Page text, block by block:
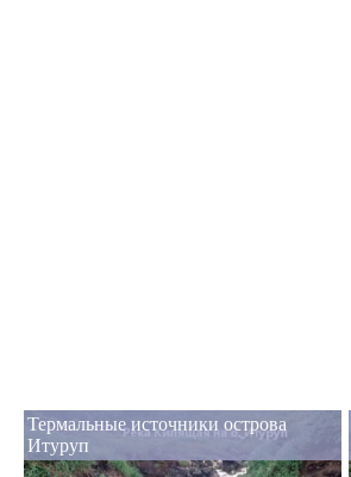
Термальные источники острова
Итуруп